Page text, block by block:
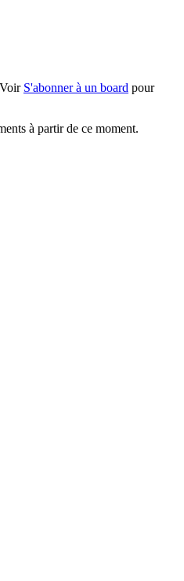
S'abonner à un board pour
à partir de ce moment.